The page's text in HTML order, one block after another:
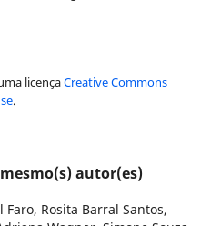
licençaCreative Commons
.
autor(es)
Rosita Barral Santos,